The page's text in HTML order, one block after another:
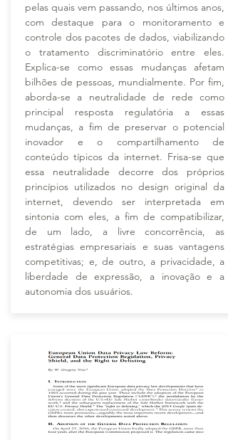
pelas quais vem passando, nos últimos anos,
com destaque para o monitoramento e
controle dos pacotes de dados, viabilizando
o tratamento discriminatório entre eles.
Explica-se como essas mudanças afetam
bilhões de pessoas, mundialmente. Por fim,
aborda-se a neutralidade de rede como
principal resposta regulatória a essas
mudanças, a fim de preservar o potencial
inovador e o compartilhamento de
conteúdo típicos da internet. Frisa-se que
essa neutralidade decorre dos próprios
princípios utilizados no design original da
internet, devendo ser interpretada em
sintonia com eles, a fim de compatibilizar,
de um lado, a livre concorrência, as
estratégias empresariais e suas vantagens
competitivas; e, de outro, a privacidade, a
liberdade de expressão, a inovação e a
autonomia dos usuários.